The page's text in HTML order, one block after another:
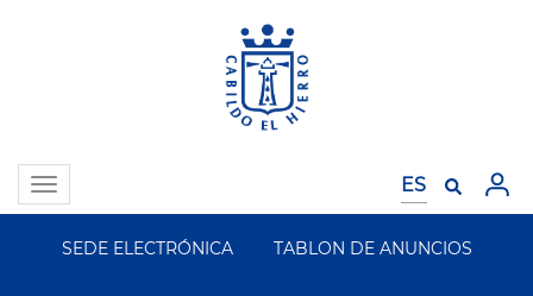
Toggle
navigation
Segundo
SEDE ELECTRÓNICA TABLON DE ANUNCIOS